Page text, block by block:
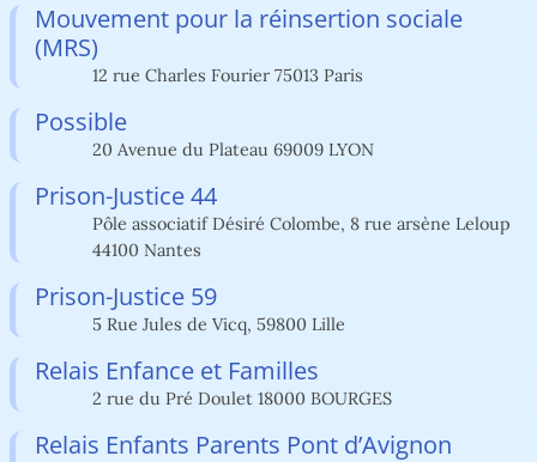
Mouvement pour la réinsertion sociale
(MRS)
12 rue Charles Fourier 75013 Paris
Possible
20 Avenue du Plateau 69009 LYON
Prison-Justice 44
Pôle associatif Désiré Colombe, 8 rue arsène Leloup
44100 Nantes
Prison-Justice 59
5 Rue Jules de Vicq, 59800 Lille
Relais Enfance et Familles
2 rue du Pré Doulet 18000 BOURGES
Relais Enfants Parents Pont d’Avignon